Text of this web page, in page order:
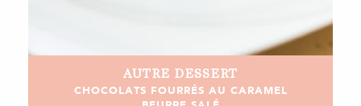
AUTRE DESSERT
CHOCOLATS FOURRÉS AU CARAMEL